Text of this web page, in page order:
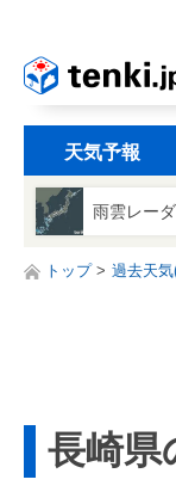
天気予報
雨雲レー
トップ 過去天気
長崎県